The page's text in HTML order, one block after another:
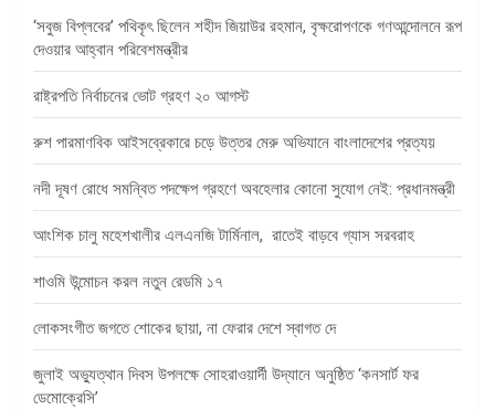
‘সবুজ বিপ্লবের’ পথিকৃৎ ছিলেন শহীদ জিয়াউর রহমান, বৃক্ষরোপণকে গণআন্দোলনে রূপ
দেওয়ার আহ্বান পরিবেশমন্ত্রীর
রাষ্ট্রপতি নির্বাচনের ভোট গ্রহণ ২০ আগস্ট
রুশ পারমাণবিক আইসব্রেকারে চড়ে উত্তর মেরু অভিযানে বাংলাদেশের প্রত্যয়
নদী দূষণ রোধে সমন্বিত পদক্ষেপ গ্রহণে অবহেলার কোনো সুযোগ নেই: প্রধানমন্ত্রী
আংশিক চালু মহেশখালীর এলএনজি টার্মিনাল, রাতেই বাড়বে গ্যাস সরবরাহ
শাওমি উন্মোচন করল নতুন রেডমি ১৭
লোকসংগীত জগতে শোকের ছায়া, না ফেরার দেশে স্বাগত দে
জুলাই অভ্যুত্থান দিবস উপলক্ষে সোহরাওয়ার্দী উদ্যানে অনুষ্ঠিত ‘কনসার্ট ফর
ডেমোক্রেসি’